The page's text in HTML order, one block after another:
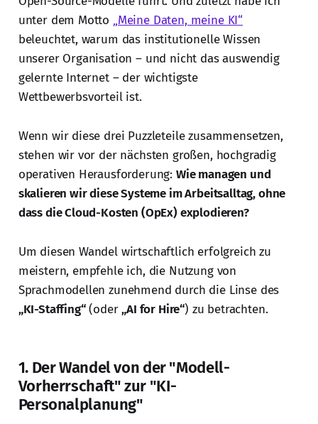
unter dem Motto „Meine Daten, meine KI“
beleuchtet, warum das institutionelle Wissen
unserer Organisation – und nicht das auswendig
gelernte Internet – der wichtigste
Wettbewerbsvorteil ist.
Wenn wir diese drei Puzzleteile zusammensetzen,
stehen wir vor der nächsten großen, hochgradig
operativen Herausforderung: Wie managen und
skalieren wir diese Systeme im Arbeitsalltag, ohne
dass die Cloud-Kosten (OpEx) explodieren?
Um diesen Wandel wirtschaftlich erfolgreich zu
meistern, empfehle ich, die Nutzung von
Sprachmodellen zunehmend durch die Linse des
„KI-Staffing“(oder„AI for Hire“) zu betrachten.
1. Der Wandel von der "Modell-
Vorherrschaft" zur "KI-
Personalplanung"